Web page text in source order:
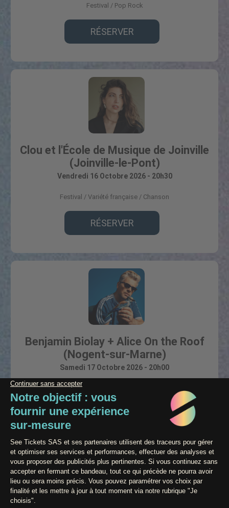
Festival Pop Rock
RÉSERVER
Clou et l'École de Musique de Joinville
(Joinville-le-Pont)
Vendredi 16 Octobre 2026 - 20h30
Festival Variété française / Chanson
RÉSERVER
Benjamin Biolay + Alice On the Roof
(Nogent-sur-Marne)
Samedi 17 Octobre 2026 - 20h00
Festival
RÉSERVER
Powered by
Paiement 100% sécurisé